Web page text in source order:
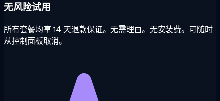
无风险试用
所有套餐均享 14 天退款保证。无需理由。无安装费。可随时
从控制面板取消。